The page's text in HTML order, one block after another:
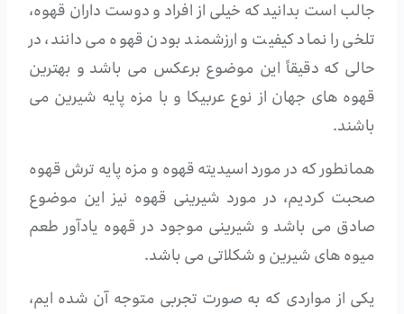
جالب است بدانید که خیلی از افراد و دوست داران قهوه،
تلخی را نماد کیفیت و ارزشمند بودن قهوه می دانند، در
حالی که دقیقاً این موضوع برعکس می باشد و بهترین
قهوه های جهان از نوع عربیکا و با مزه پایه شیرین می
باشند.
همانطور که در مورد اسیدیته قهوه و مزه پایه ترش قهوه
صحبت کردیم، در مورد شیرینی قهوه نیز این موضوع
صادق می باشد و شیرینی موجود در قهوه یادآور طعم
میوه های شیرین و شکلاتی می باشد.
یکی از مواردی که به صورت تجربی متوجه آن شده ایم،